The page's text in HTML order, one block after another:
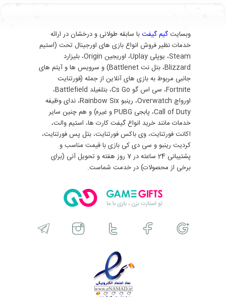
وبسایت گیم گیفتبا سابقه طولانی و درخشان در ارائه
خدمات نظیر فروش انواع بازی های اورجینال تحت (استیم
Steam، یوپلی Uplay، اوریجین Origin، بلیزارد
Blizzard، بتل نت Battlenet) و سرویس ها و آیتم های
جانبی مربوط به بازی های آنلاین از جمله (فورتنایت
Fortnite، سی اس گو Cs Go، بتلفیلد Battlefield،
اورواچ Overwatch، رینبو Rainbow Six، ندای وظیفه
Call of Duty، پابجی PUBG و غیره) و هم چنین سایر
خدمات مانند خرید انواع گیفت کارت ها، استیم والت،
اکانت فورتنایت، وی باکس فورتنایت، بتل پس فورتنایت،
کردیت رینبو و سی دی کی بازی با قیمت مناسب و
پشتیبانی 24 ساعته در 7 روز هفته و تحویل آنی (برای
برخی از محصولات) در خدمت شماست.